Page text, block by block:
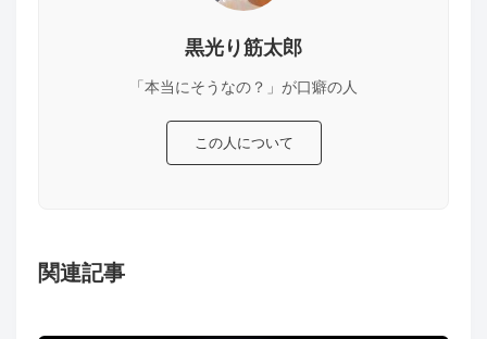
黒光り筋太郎
「本当にそうなの？」が口癖の人
この人について
関連記事